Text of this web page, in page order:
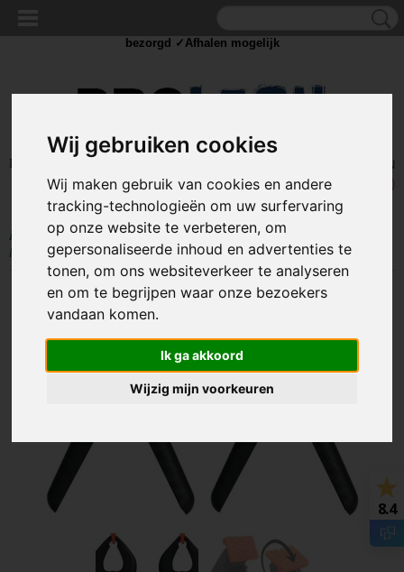
Wij gebruiken cookies
Wij maken gebruik van cookies en andere
tracking-technologieën om uw surfervaring
op onze website te verbeteren, om
gepersonaliseerde inhoud en advertenties te
tonen, om ons websiteverkeer te analyseren
en om te begrijpen waar onze bezoekers
vandaan komen.
Ik ga akkoord
Wijzig mijn voorkeuren
Inloggen Registreren
UW WINKELWAGEN
Geen producten
(0)
Home >GEREEDSCHAP>Lijmpistolen / klemmen>
lijmklemmen set
bezorgd ✓Afhalen mogelijk
8.4